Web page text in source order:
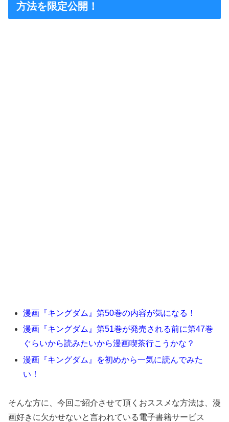
方法を限定公開！
漫画『キングダム』第50巻の内容が気になる！
漫画『キングダム』第51巻が発売される前に第47巻
ぐらいから読みたいから漫画喫茶行こうかな？
漫画『キングダム』を初めから一気に読んでみた
い！
そんな方に、今回ご紹介させて頂くおススメな方法は、漫
画好きに欠かせないと言われている電子書籍サービス